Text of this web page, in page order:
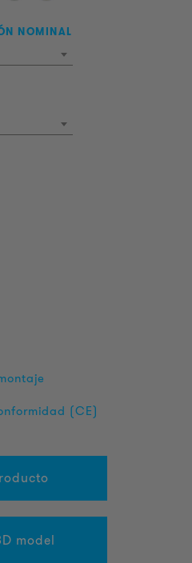
NOMINAL
(CE)
model